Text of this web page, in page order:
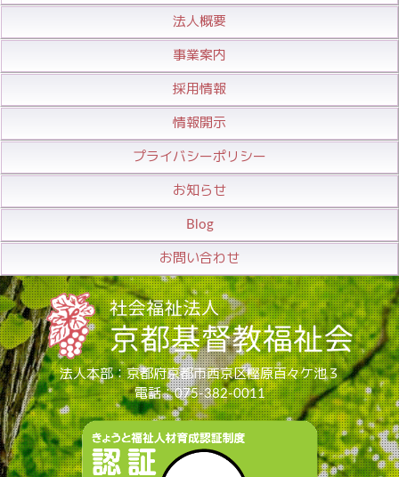
法人概要
事業案内
採用情報
情報開示
プライバシーポリシー
お知らせ
Blog
お問い合わせ
法人本部：京都府京都市西京区樫原百々ケ池３
電話：075-382-0011